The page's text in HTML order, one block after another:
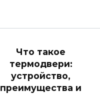
Что такое
термодвери:
устройство,
преимущества и